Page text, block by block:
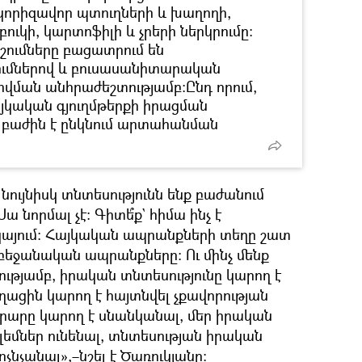
պտուղների և խաղողի,
կարտոֆիլի և չրերի ներկրումը։
բացատրում են
և բուսասանիտարական
անհրաժեշտությամբ։Ընդ որում,
գյուղմթերքի իրացման
է ընկնում արտահանման
տնտեսությունն ենք բաժանում
չէ։ Գիտե՞ք` հիմա ինչ է
Հայկական ապրանքների տեղը շատ
ապրանքները։ Ու մինչ մենք
իրական տնտեսությունը կարող է
կարող է հայտնվել չքավորության
կարող է սնանկանալ, մեր իրական
ունենալ, տնտեսության իրական
է Ծառուկյանը։